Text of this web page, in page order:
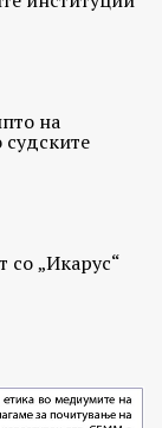
на
судските
со „Икарус“